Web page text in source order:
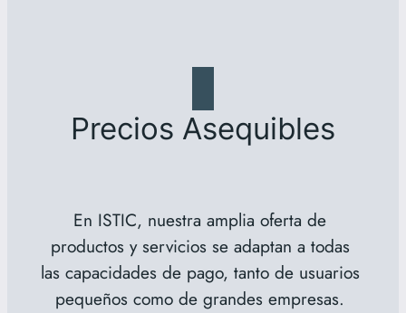
Precios Asequibles
En ISTIC, nuestra amplia oferta de
productos y servicios se adaptan a todas
las capacidades de pago, tanto de usuarios
pequeños como de grandes empresas.